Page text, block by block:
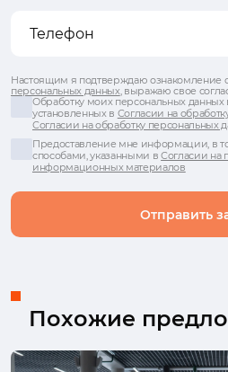
Настоящим я подтверждаю ознакомление
персональных данных, выражаю свое
Обработку моих персональных данных
установленных в Согласии на
Согласии на обработку персональных
Предоставление мне информации, в
способами, указанными вСогласии на
информационных материалов
Похожие